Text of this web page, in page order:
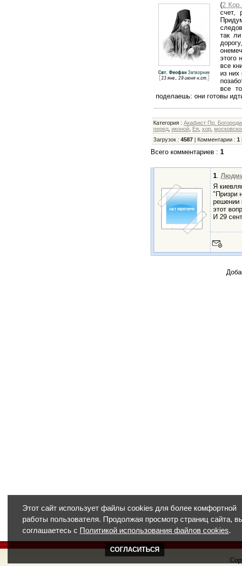
(2
счет,
так
этого
все
из них
все
поделаешь: они готовы
Категория : Акафист Пр.
перед, иконой, Ея хор,
Загрузок : 4587| Комментарии : 1|
Всего комментариев : 1
1.
Я
"Призри
решении
этот
И 29
Этот сайт использует файлы cookies для более комфортной
работы пользователя. Продолжая просмотр страниц сайта,
соглашаетесь с Политикой использования файлов cookies.
СОГЛАСИТЬСЯ